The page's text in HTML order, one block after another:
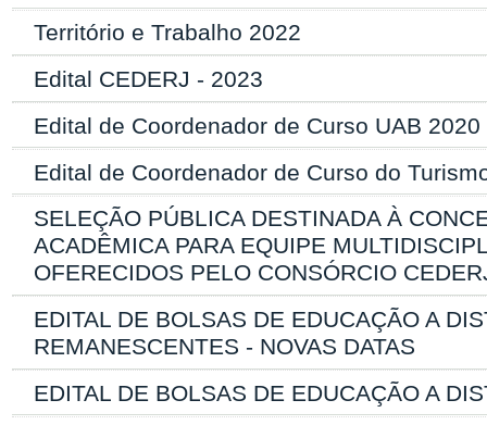
Território e Trabalho 2022
Edital CEDERJ - 2023
Edital de Coordenador de Curso UAB 2020
Edital de Coordenador de Curso do
SELEÇÃO PÚBLICA DESTINADA À
ACADÊMICA PARA EQUIPE
OFERECIDOS PELO CONSÓRCIO
EDITAL DE BOLSAS DE EDUCAÇÃO A
REMANESCENTES - NOVAS DATAS
EDITAL DE BOLSAS DE EDUCAÇÃO A